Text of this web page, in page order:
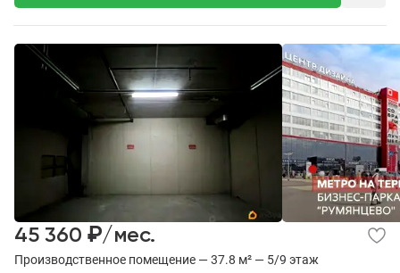
Производственное помещение — 37.8 м² — 5/9 этаж
45 360 ₽/мес.